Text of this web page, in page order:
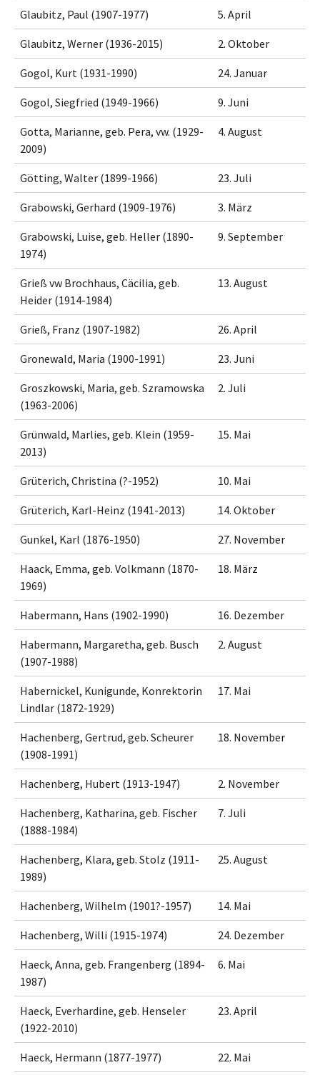
Glaubitz, Paul (1907-1977) 5. April
Glaubitz, Werner (1936-2015) 2. Oktober
Gogol, Kurt (1931-1990) 24. Januar
Gogol, Siegfried (1949-1966) 9. Juni
Gotta, Marianne, geb. Pera, vw. (1929-
2009)
4. August
Götting, Walter (1899-1966) 23. Juli
Grabowski, Gerhard (1909-1976) 3. März
Grabowski, Luise, geb. Heller (1890-
1974)
9. September
Grieß vw Brochhaus, Cäcilia, geb.
Heider (1914-1984)
13. August
Grieß, Franz (1907-1982) 26. April
Gronewald, Maria (1900-1991) 23. Juni
Groszkowski, Maria, geb. Szramowska
(1963-2006)
2. Juli
Grünwald, Marlies, geb. Klein (1959-
2013)
15. Mai
Grüterich, Christina (?-1952) 10. Mai
Grüterich, Karl-Heinz (1941-2013) 14. Oktober
Gunkel, Karl (1876-1950) 27. November
Haack, Emma, geb. Volkmann (1870-
1969)
18. März
Habermann, Hans (1902-1990) 16. Dezember
Habermann, Margaretha, geb. Busch
(1907-1988)
2. August
Habernickel, Kunigunde, Konrektorin
Lindlar (1872-1929)
17. Mai
Hachenberg, Gertrud, geb. Scheurer
(1908-1991)
18. November
Hachenberg, Hubert (1913-1947) 2. November
Hachenberg, Katharina, geb. Fischer
(1888-1984)
7. Juli
Hachenberg, Klara, geb. Stolz (1911-
1989)
25. August
Hachenberg, Wilhelm (1901?-1957) 14. Mai
Hachenberg, Willi (1915-1974) 24. Dezember
Haeck, Anna, geb. Frangenberg (1894-
1987)
6. Mai
Haeck, Everhardine, geb. Henseler
(1922-2010)
23. April
Haeck, Hermann (1877-1977) 22. Mai